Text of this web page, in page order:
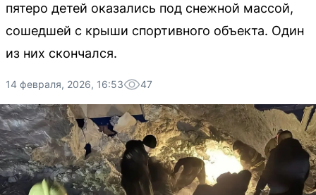
пятеро детей оказались под снежной массой,
сошедшей с крыши спортивного объекта. Один
из них скончался.
14 февраля, 2026, 16:53 47